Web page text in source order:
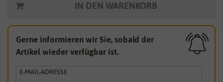
IN DEN WARENKORB
Gerne informieren wir Sie, sobald der
Artikel wieder verfügbar ist.
E-MAIL-ADRESSE